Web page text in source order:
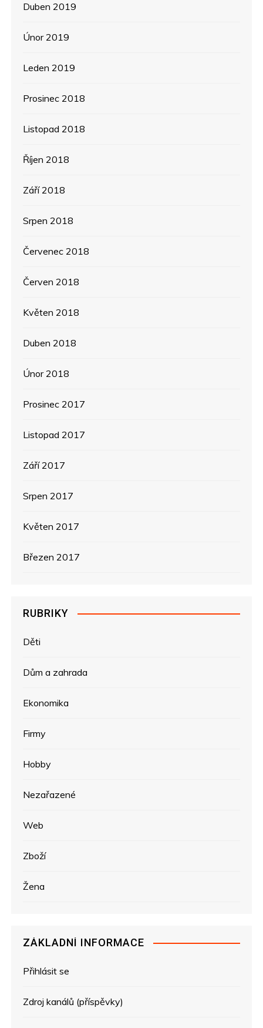
Duben 2019
Únor 2019
Leden 2019
Prosinec 2018
Listopad 2018
Říjen 2018
Září 2018
Srpen 2018
Červenec 2018
Červen 2018
Květen 2018
Duben 2018
Únor 2018
Prosinec 2017
Listopad 2017
Září 2017
Srpen 2017
Květen 2017
Březen 2017
RUBRIKY
Děti
Dům a zahrada
Ekonomika
Firmy
Hobby
Nezařazené
Web
Zboží
Žena
ZÁKLADNÍ INFORMACE
Přihlásit se
Zdroj kanálů (příspěvky)